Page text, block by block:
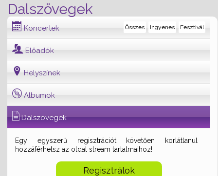
Dalszövegek
Koncertek Fesztivál
Ingyenes
Összes
Előadók
Helyszínek
Albumok
Dalszövegek
Egy egyszerű regisztrációt követően korlátlanul
hozzáférhetsz az oldal stream tartalmaihoz!
Regisztrálok